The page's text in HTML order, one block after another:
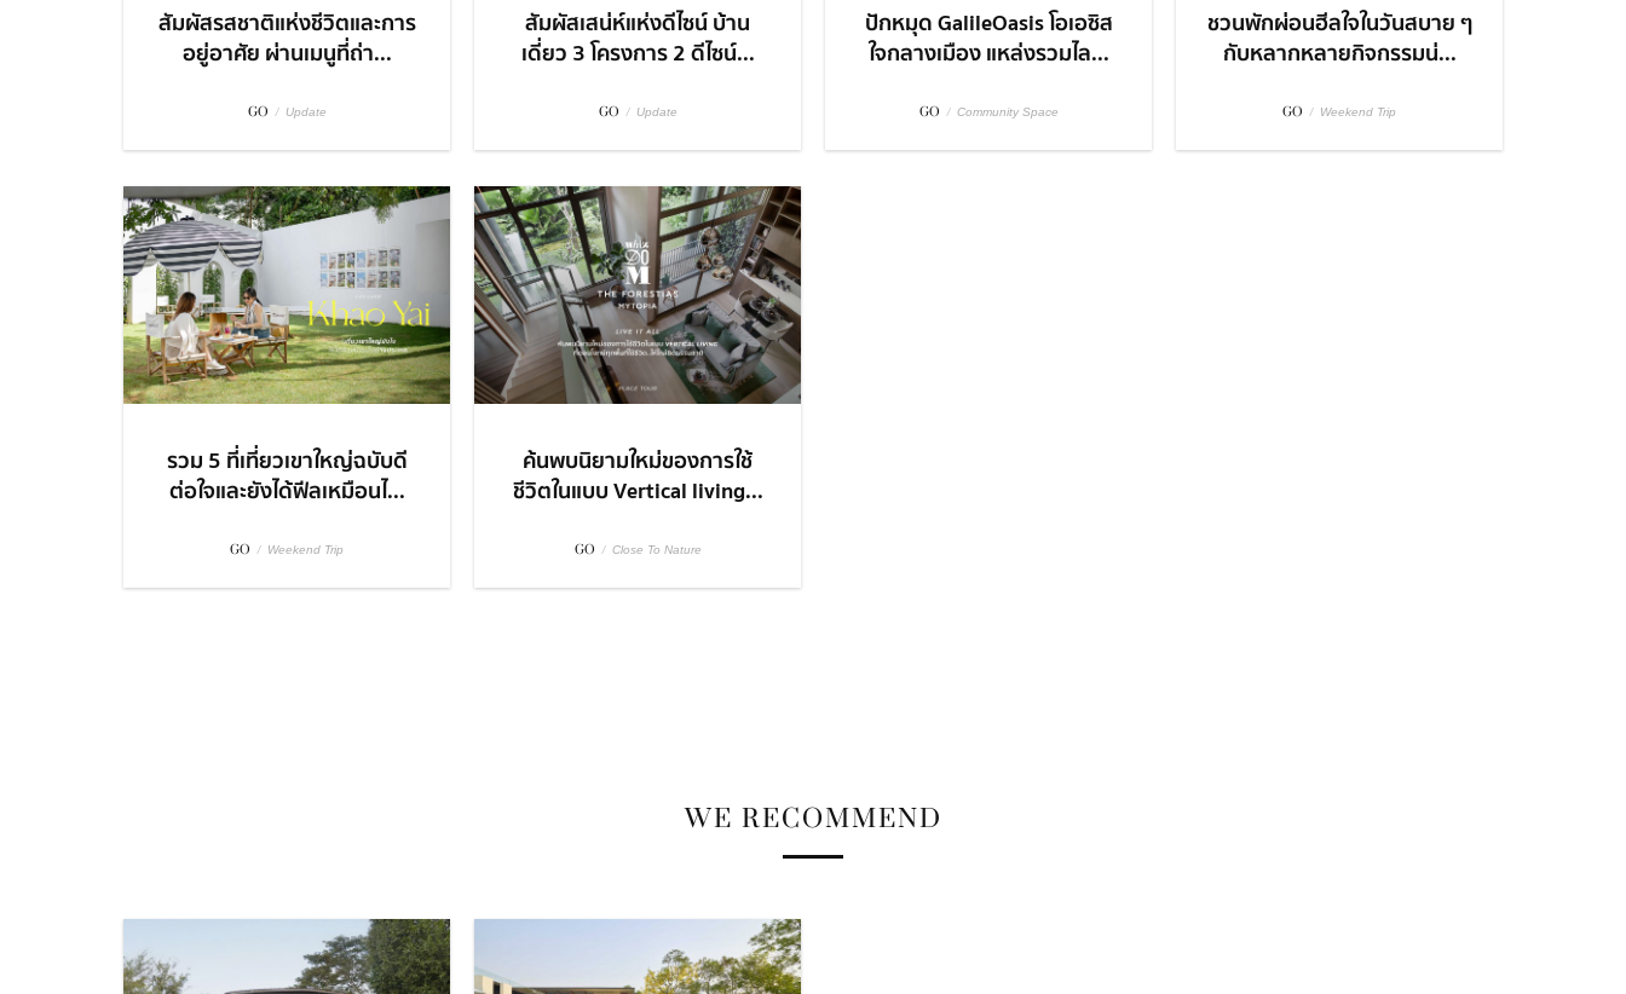
สัมผัสรสชาติแห่งชีวิตและการ
อยู่อาศัย ผ่านเมนูที่ถ่า...
GO / Update
สัมผัสเสน่ห์แห่งดีไซน์ บ้าน
เดี่ยว 3 โครงการ 2 ดีไซน์...
GO / Update
ปักหมุด GalileOasis โอเอซิส
ใจกลางเมือง แหล่งรวมไล...
GO / Community Space
ชวนพักผ่อนฮีลใจในวันสบาย ๆ
กับหลากหลายกิจกรรมน่...
GO / Weekend Trip
รวม 5 ที่เที่ยวเขาใหญ่ฉบับดี
ต่อใจและยังได้ฟีลเหมือนไ...
GO / Weekend Trip
ค้นพบนิยามใหม่ของการใช้
ชีวิตในแบบ Vertical living...
GO / Close To Nature
WE RECOMMEND